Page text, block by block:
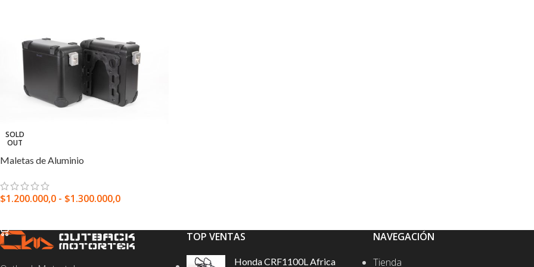
SOLD
OUT
Maletas de Aluminio
$1.200.000,0 - $1.300.000,0
TOP VENTAS
Honda CRF1100L Africa
NAVEGACIÓN
Tienda